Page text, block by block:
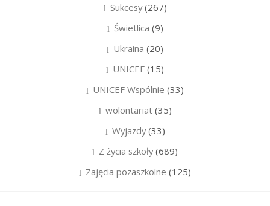
Sukcesy(267)
Świetlica (9)
Ukraina (20)
UNICEF (15)
UNICEF Wspólnie (33)
wolontariat(35)
Wyjazdy(33)
Z życia szkoły(689)
Zajęcia pozaszkolne (125)